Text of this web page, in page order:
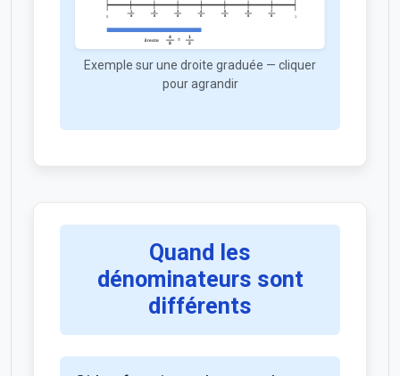
Exemple sur une droite graduée — cliquer
pour agrandir
Quand les
dénominateurs sont
différents